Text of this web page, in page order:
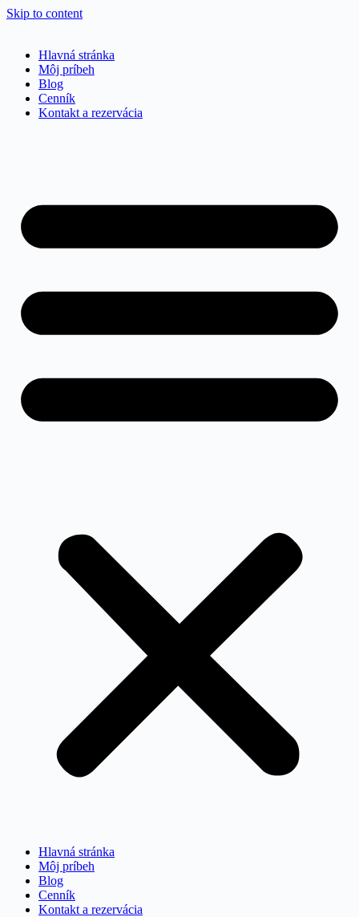
Skip to content
Hlavná stránka
Môj príbeh
Blog
Cenník
Kontakt a rezervácia
Hlavná stránka
Môj príbeh
Blog
Cenník
Kontakt a rezervácia